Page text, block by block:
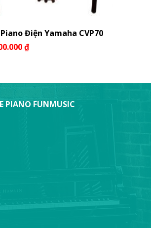
Điện Yamaha CVP70
₫
PIANO FUNMUSIC